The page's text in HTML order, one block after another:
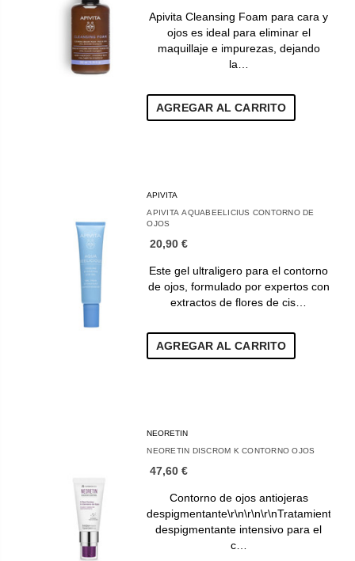
Apivita Cleansing Foam para cara y
ojos es ideal para eliminar el
maquillaje e impurezas, dejando
la…
AGREGAR AL CARRITO
APIVITA
APIVITA AQUABEELICIUS CONTORNO DE
OJOS
20,90 €
Este gel ultraligero para el contorno
de ojos, formulado por expertos con
extractos de flores de cis…
AGREGAR AL CARRITO
NEORETIN
NEORETIN DISCROM K CONTORNO OJOS
47,60 €
Contorno de ojos antiojeras
despigmentante\r\n\r\n\r\nTratamiento
despigmentante intensivo para el
c…